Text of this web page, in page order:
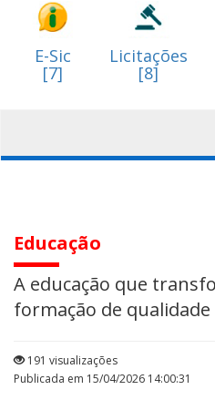
E-Sic
[7]
Licitações
[8]
Educação
A educação que
formação de qualidade
191 visualizações
Publicada em 15/04/2026 14:00:31